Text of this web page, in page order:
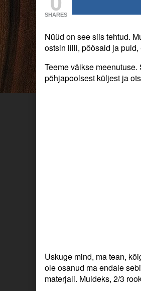
of
Katus.,
SHARES
Nüüd on see siis tehtud.
ostsin lilli, põõsaid ja puid,
Teeme väikse
põhjapoolsest küljest ja
Uskuge mind, ma tean,
ole osanud ma endale
materjali. Muideks, 2/3